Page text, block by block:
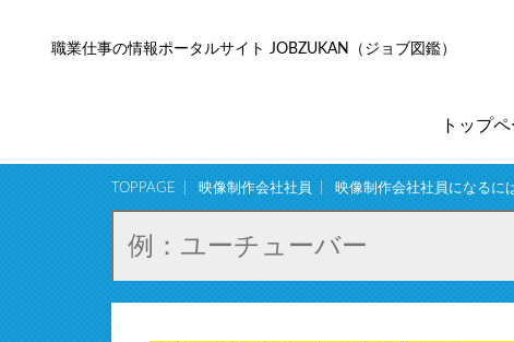
職業仕事の情報ポータルサイト JOBZUKAN（ジョブ図鑑）
トップ
TOPPAGE 映像制作会社社員 映像制作会社社員になるに